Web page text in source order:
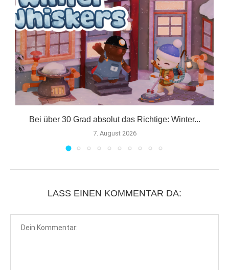
Bei über 30 Grad absolut das Richtige: Winter...
7. August 2026
LASS EINEN KOMMENTAR DA: